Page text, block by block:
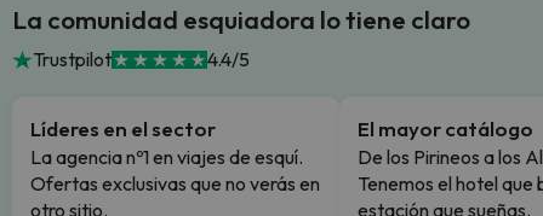
La comunidad esquiadora lo tiene claro
Trustpilot 4.4/5
Líderes en el sector
La agencia nº1 en viajes de esquí.
Ofertas exclusivas que no verás en
otro sitio.
El mayor catálogo
De los Pirineos a los
Tenemos el hotel que
estación que sueñas.